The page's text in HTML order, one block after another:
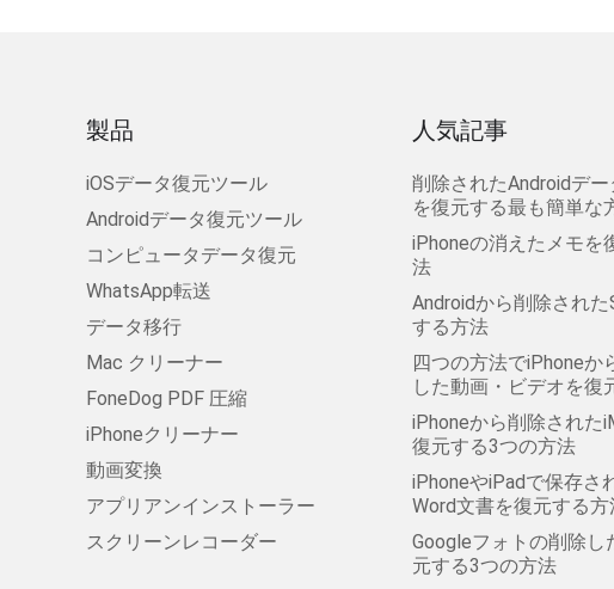
製品
iOSデータ復元ツール
Androidデータ復元ツール
コンピュータデータ復元
WhatsApp転送
データ移行
Mac クリーナー
FoneDog PDF 圧縮
iPhoneクリーナー
動画変換
アプリアンインストーラー
スクリーンレコーダー
人気記事
削除されたAndroidデ
を復元する最も簡単な
iPhoneの消えたメモを
法
Androidから削除され
する方法
四つの方法でiPhoneか
した動画・ビデオを復
iPhoneから削除された
復元する3つの方法
iPhoneやiPadで保存さ
Word文書を復元する方
Googleフォトの削除し
元する3つの方法